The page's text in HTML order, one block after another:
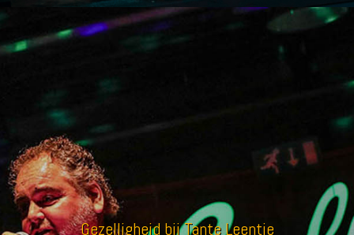
Gezelligheid bij Tante Leentje